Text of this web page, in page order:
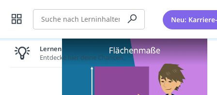
Suche Neu:
Lernen lohnt sich!
Entdecke hier deine Chancen.